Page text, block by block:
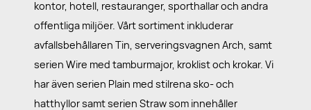
kontor, hotell, restauranger, sporthallar och andra
offentliga miljöer. Vårt sortiment inkluderar
avfallsbehållaren Tin, serveringsvagnen Arch, samt
serien Wire med tamburmajor, kroklist och krokar. Vi
har även serien Plain med stilrena sko- och
hatthyllor samt serien Straw som innehåller